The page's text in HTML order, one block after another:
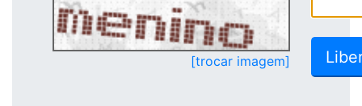
[trocar imagem]